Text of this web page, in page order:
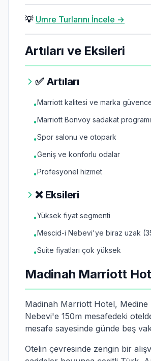
💡 Umre Turlarını İncele →
Artıları ve Eksileri
✅ Artıları
•Marriott kalitesi ve marka
•Marriott Bonvoy sadakat programı
•Spor salonu ve otopark
•Geniş ve konforlu odalar
•Profesyonel hizmet
❌ Eksileri
•Yüksek fiyat segmenti
•Mescid-i Nebevi'ye biraz uzak
•Suite fiyatları çok yüksek
Madinah Marriott
Madinah Marriott Hotel, Medine
Nebevi'e 150m mesafedeki
mesafe sayesinde günde beş
Otelin çevresinde zengin bir